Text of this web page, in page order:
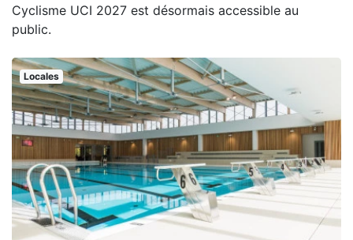
Cyclisme UCI 2027 est désormais accessible au
public.
Locales